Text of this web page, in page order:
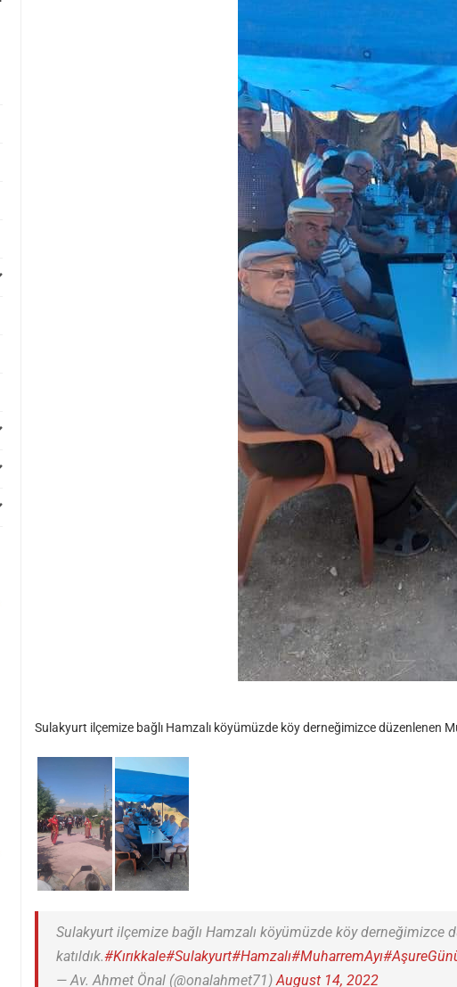
Sulakyurt ilçemize bağlı Hamzalı köyümüzde köy derneğimizce düzenlenen
Sulakyurt ilçemize bağlı Hamzalı köyümüzde köy derneğimizce
katıldık.#Kırıkkale#Sulakyurt#Hamzalı#MuharremAyı
— Av. Ahmet Önal (@onalahmet71)August 14, 2022